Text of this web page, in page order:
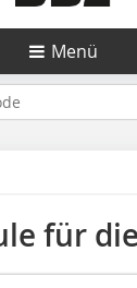
Menü
für